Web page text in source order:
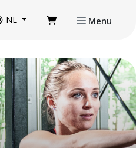
NL Menu